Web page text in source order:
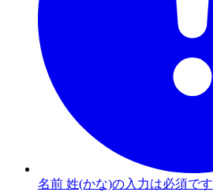
名前 姓(かな)の入力は必須です